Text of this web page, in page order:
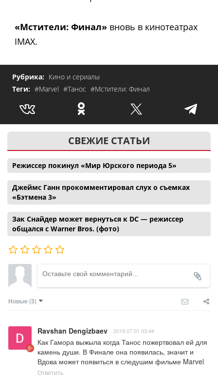
«Мстители: Финал» вновь в кинотеатрах
IMAX.
Рубрика: Кино и сериалы
Теги: #Marvel #Танос #Мстители: Финал
СВЕЖИЕ СТАТЬИ
Режиссер покинул «Мир Юрского периода 5»
Джеймс Ганн прокомментировал слух о съемках
«Бэтмена 3»
Зак Снайдер может вернуться к DC — режиссер
общался с Warner Bros. (фото)
Новые (3)
Ravshan Dengizbaev 2019.07.01 03:44
Как Гамора выжыла когда Танос пожертвовал ей для
камень души. В Финале она появилась, значит и
Вдова может появиться в следушим фильме Marvel
Ответить